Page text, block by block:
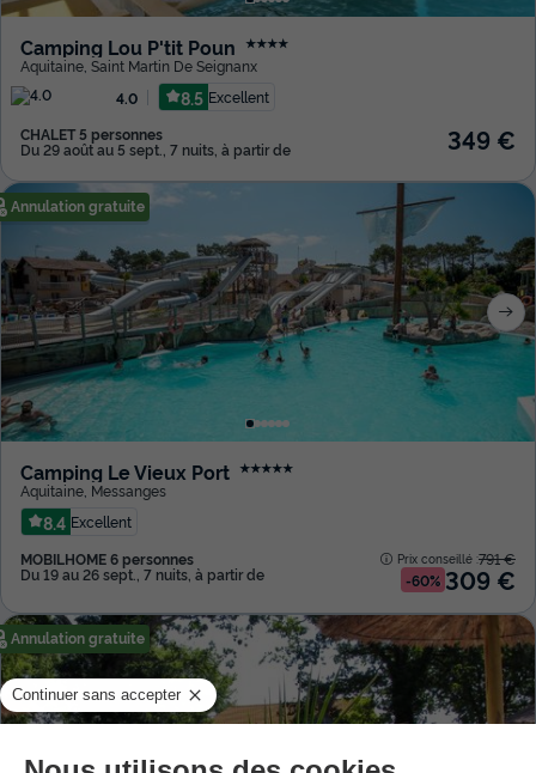
Camping Lou P'tit Poun ★★★★
Aquitaine Saint Martin De Seignanx
4.0
8.5 Excellent
CHALET 5 personnes
Du 29 août au 5 sept., 7 nuits, à partir de 349 €
Annulation gratuite
Camping Le Vieux Port ★★★★★
Aquitaine Messanges
8.4 Excellent
MOBILHOME 6 personnes
Du 19 au 26 sept., 7 nuits, à partir de
Prix conseillé :791 €
-60% 309 €
Annulation gratuite